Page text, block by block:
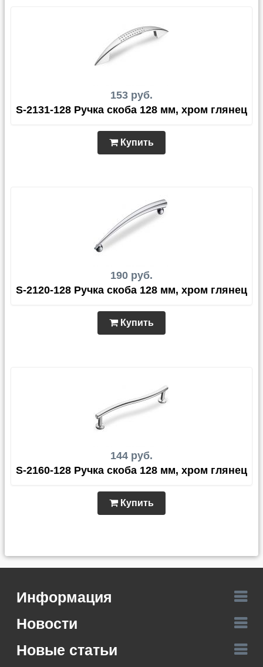
153 руб.
S-2131-128 Ручка скоба 128 мм, хром глянец
Купить
190 руб.
S-2120-128 Ручка скоба 128 мм, хром глянец
Купить
144 руб.
S-2160-128 Ручка скоба 128 мм, хром глянец
Купить
Информация
Новости
Новые статьи